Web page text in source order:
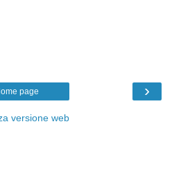
›
page
versione web